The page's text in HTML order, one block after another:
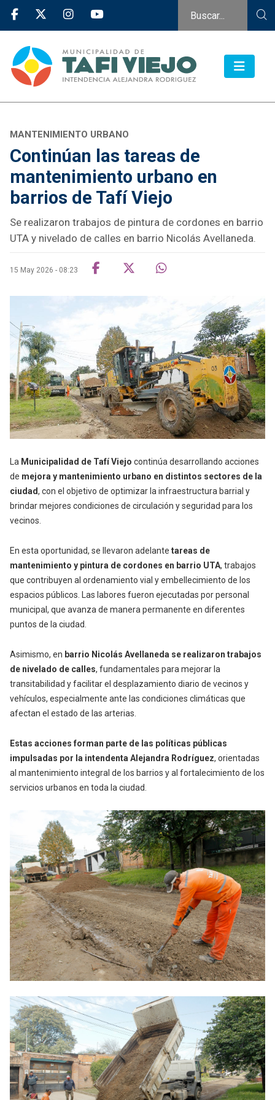
MANTENIMIENTO URBANO
Continúan las tareas de
mantenimiento urbano en
barrios de Tafí Viejo
Se realizaron trabajos de pintura de cordones en barrio
UTA y nivelado de calles en barrio Nicolás Avellaneda.
15 May 2026 - 08:23
La Municipalidad de Tafí Viejo continúa desarrollando acciones
de mejora y mantenimiento urbano en distintos sectores de la
ciudad, con el objetivo de optimizar la infraestructura barrial y
brindar mejores condiciones de circulación y seguridad para los
vecinos.
En esta oportunidad, se llevaron adelante tareas de
mantenimiento y pintura de cordones en barrio UTA, trabajos
que contribuyen al ordenamiento vial y embellecimiento de los
espacios públicos. Las labores fueron ejecutadas por personal
municipal, que avanza de manera permanente en diferentes
puntos de la ciudad.
Asimismo, en barrio Nicolás Avellaneda se realizaron trabajos
de nivelado de calles, fundamentales para mejorar la
transitabilidad y facilitar el desplazamiento diario de vecinos y
vehículos, especialmente ante las condiciones climáticas que
afectan el estado de las arterias.
Estas acciones forman parte de las políticas públicas
impulsadas por la intendenta Alejandra Rodríguez, orientadas
al mantenimiento integral de los barrios y al fortalecimiento de los
servicios urbanos en toda la ciudad.